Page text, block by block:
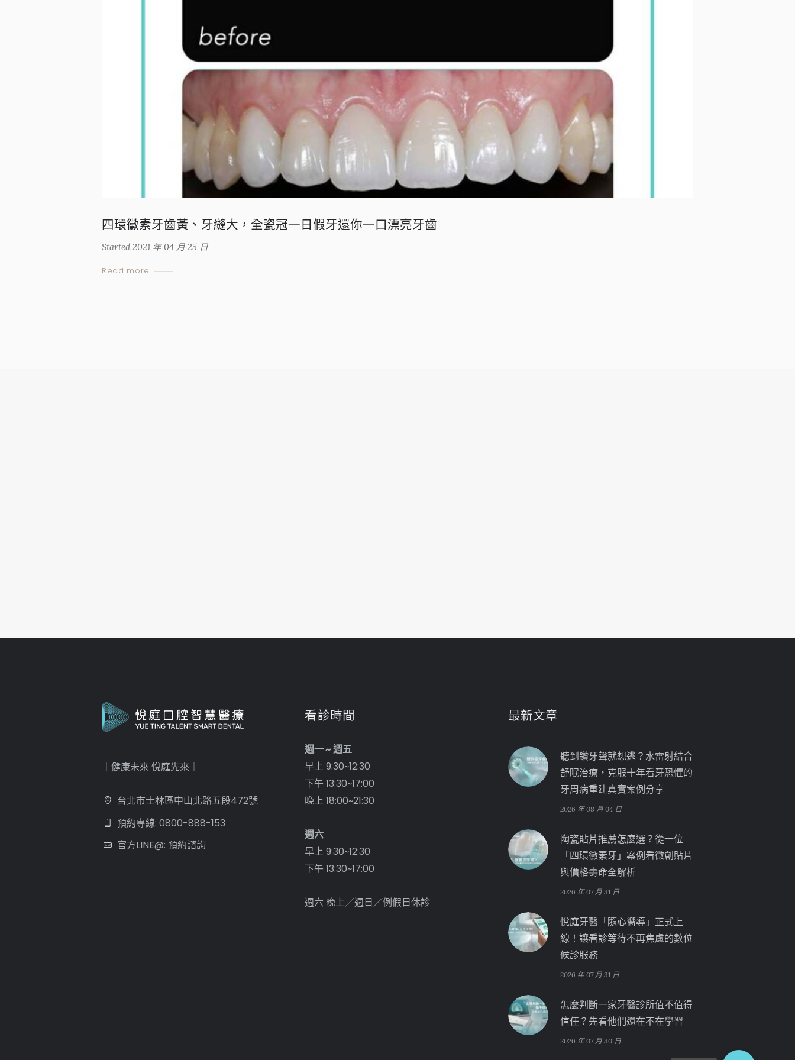
四環黴素牙齒黃、牙縫大，全瓷冠一日假牙還你一口漂亮牙齒
Started 2021 年 04 月 25 日
Read more
｜健康未來 悅庭先來｜
台北市士林區中山北路五段472號
預約專線: 0800-888-153
官方LINE@: 預約諮詢
看診時間
週一 ~ 週五
早上 9:30~12:30
下午 13:30~17:00
晚上 18:00~21:30
週六
早上 9:30~12:30
下午 13:30~17:00
週六 晚上／週日／例假日休診
最新文章
聽到鑽牙聲就想逃？水雷射結合
舒眠治療，克服十年看牙恐懼的
牙周病重建真實案例分享
2026 年 08 月 04 日
陶瓷貼片推薦怎麼選？從一位
「四環黴素牙」案例看微創貼片
與價格壽命全解析
2026 年 07 月 31 日
悅庭牙醫「隨心嚮導」正式上
線！讓看診等待不再焦慮的數位
候診服務
2026 年 07 月 31 日
怎麼判斷一家牙醫診所值不值得
信任？先看他們還在不在學習
2026 年 07 月 30 日